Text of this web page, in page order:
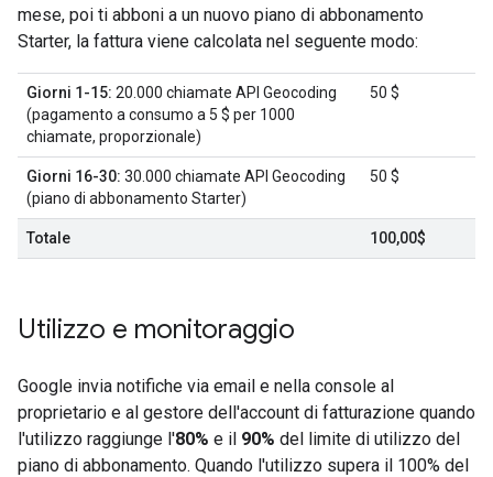
mese, poi ti abboni a un nuovo piano di abbonamento
Starter, la fattura viene calcolata nel seguente modo:
Giorni 1-15: 20.000 chiamate API Geocoding
(pagamento a consumo a 5 $ per 1000
chiamate, proporzionale)
50 $
Giorni 16-30: 30.000 chiamate API Geocoding
(piano di abbonamento Starter)
50 $
Totale 100,00$
Utilizzo e monitoraggio
Google invia notifiche via email e nella console al
proprietario e al gestore dell'account di fatturazione quando
l'utilizzo raggiunge l'80% e il 90% del limite di utilizzo del
piano di abbonamento. Quando l'utilizzo supera il 100% del